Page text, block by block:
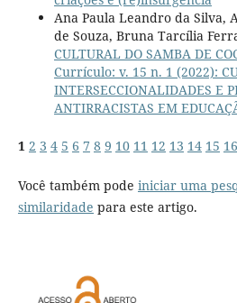
Ana Paula Leandro da Silva,
de Souza, Bruna Tarcília
CULTURAL DO SAMBA DE
Currículo: v. 15 n. 1 (2022):
INTERSECCIONALIDADES E
ANTIRRACISTAS EM
1 2 3 4 5 6 7 8 9 10 11 12 13 14 15 16
Você também pode iniciar uma
similaridade para este artigo.